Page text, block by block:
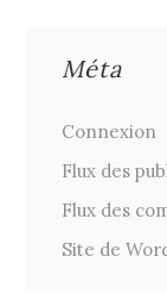
Méta
Connexion
Flux des
Flux des
Site de